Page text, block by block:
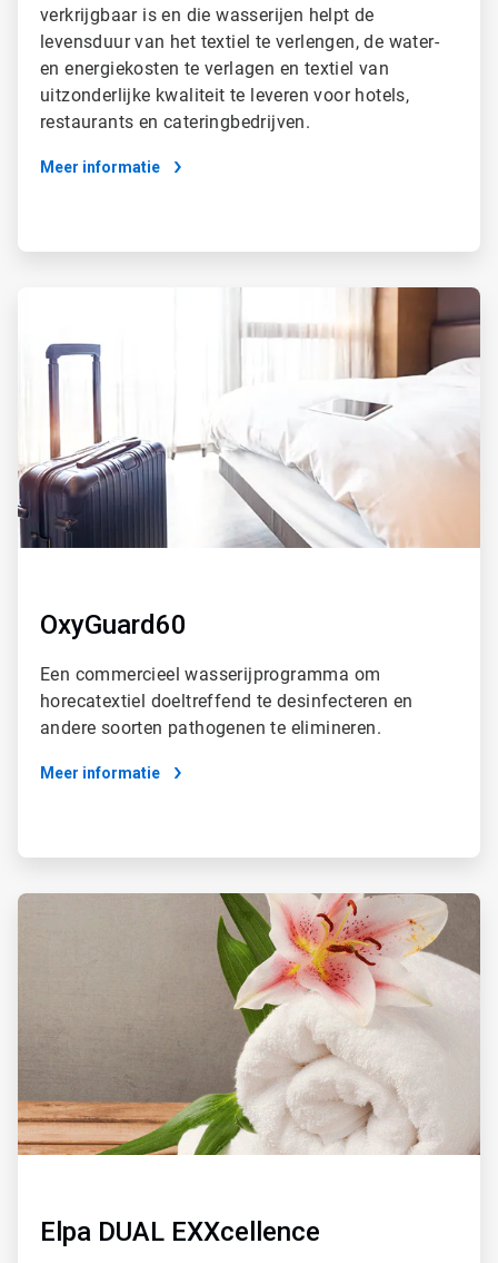
verkrijgbaar is en die wasserijen helpt de
levensduur van het textiel te verlengen, de water-
en energiekosten te verlagen en textiel van
uitzonderlijke kwaliteit te leveren voor hotels,
restaurants en cateringbedrijven.
Meer informatie
OxyGuard60
Een commercieel wasserijprogramma om
horecatextiel doeltreffend te desinfecteren en
andere soorten pathogenen te elimineren.
Meer informatie
ArticleTile
Elpa DUAL EXXcellence